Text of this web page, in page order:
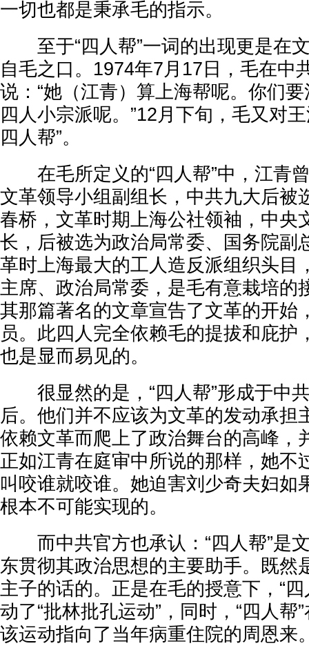
一切也都是秉承毛的指示。
至于“四人帮”一词的出现更是在
自毛之口。1974年7月17日，毛在中
说：“她（江青）算上海帮呢。你们
四人小宗派呢。”12月下旬，毛又对
四人帮”。
在毛所定义的“四人帮”中，江青
文革领导小组副组长，中共九大后被
春桥，文革时期上海公社领袖，中央
长，后被选为政治局常委、国务院副
革时上海最大的工人造反派组织头目
主席、政治局常委，是毛有意栽培的
其那篇著名的文章宣告了文革的开始
员。此四人完全依赖毛的提拔和庇护
也是显而易见的。
很显然的是，“四人帮”形成于中
后。他们并不应该为文革的发动承担
依赖文革而爬上了政治舞台的高峰，
正如江青在庭审中所说的那样，她不
叫咬谁就咬谁。她迫害刘少奇夫妇如
根本不可能实现的。
而中共官方也承认：“四人帮”是
东贯彻其政治思想的主要助手。既然
主子的话的。正是在毛的授意下，“
动了“批林批孔运动”，同时，“四人帮
该运动指向了当年病重住院的周恩来